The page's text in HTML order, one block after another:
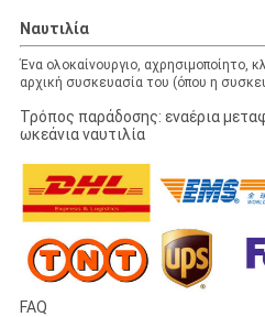
Ναυτιλία
Ένα ολοκαίνουργιο, αχρησιμοποίητο,
αρχική συσκευασία του (όπου η
Τρόπος παράδοσης: εναέρια
ωκεάνια ναυτιλία
FAQ